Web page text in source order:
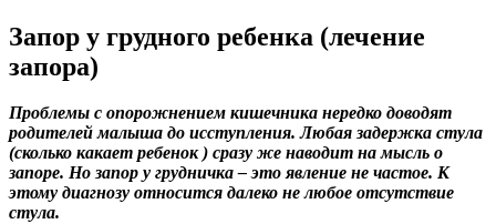
Запор у грудного ребенка (лечение
запора)
Проблемы с опорожнением кишечника нередко доводят
родителей малыша до исступления. Любая задержка стула
(сколько какает ребенок ) сразу же наводит на мысль о
запоре. Но запор у грудничка – это явление не частое. К
этому диагнозу относится далеко не любое отсутствие
стула.